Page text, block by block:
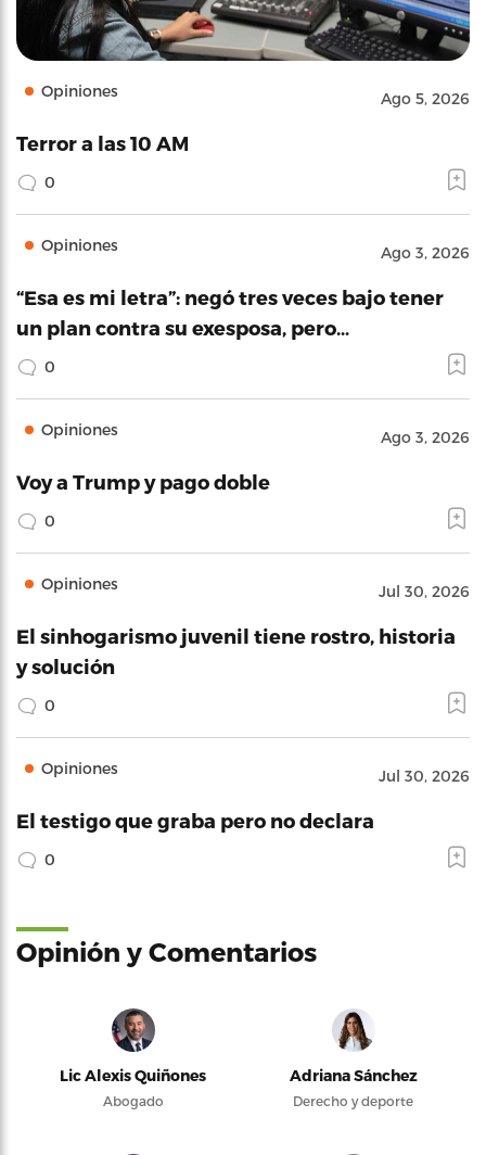
Opiniones Ago 5, 2026
Terror a las 10 AM
0
Opiniones Ago 3, 2026
“Esa es mi letra”: negó tres veces bajo tener
un plan contra su exesposa, pero…
0
Opiniones Ago 3, 2026
Voy a Trump y pago doble
0
Opiniones Jul 30, 2026
El sinhogarismo juvenil tiene rostro, historia
y solución
0
Opiniones Jul 30, 2026
El testigo que graba pero no declara
0
Opinión y Comentarios
Lic Alexis Quiñones
Abogado
Adriana Sánchez
Derecho y deporte